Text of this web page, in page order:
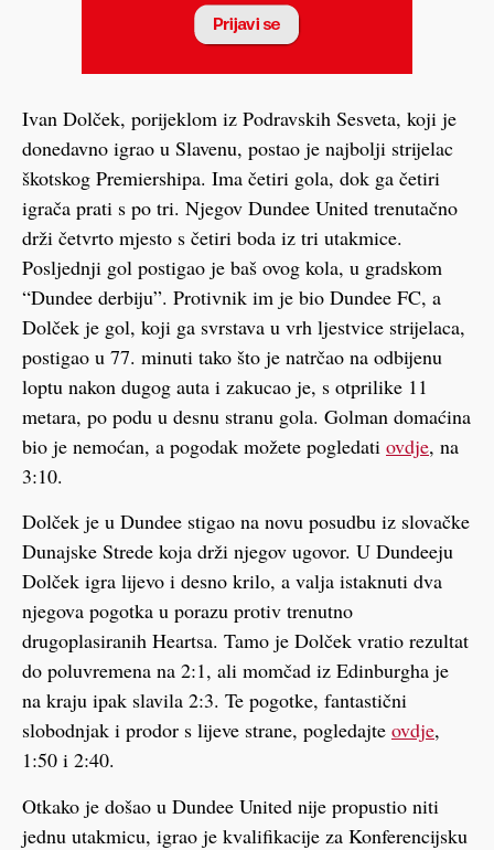
Ivan Dolček, porijeklom iz Podravskih Sesveta, koji je
donedavno igrao u Slavenu, postao je najbolji strijelac
škotskog Premiershipa. Ima četiri gola, dok ga četiri
igrača prati s po tri. Njegov Dundee United trenutačno
drži četvrto mjesto s četiri boda iz tri utakmice.
Posljednji gol postigao je baš ovog kola, u gradskom
“Dundee derbiju”. Protivnik im je bio Dundee FC, a
Dolček je gol, koji ga svrstava u vrh ljestvice strijelaca,
postigao u 77. minuti tako što je natrčao na odbijenu
loptu nakon dugog auta i zakucao je, s otprilike 11
metara, po podu u desnu stranu gola. Golman domaćina
bio je nemoćan, a pogodak možete pogledati ovdje, na
3:10.
Dolček je u Dundee stigao na novu posudbu iz slovačke
Dunajske Strede koja drži njegov ugovor. U Dundeeju
Dolček igra lijevo i desno krilo, a valja istaknuti dva
njegova pogotka u porazu protiv trenutno
drugoplasiranih Heartsa. Tamo je Dolček vratio rezultat
do poluvremena na 2:1, ali momčad iz Edinburgha je
na kraju ipak slavila 2:3. Te pogotke, fantastični
slobodnjak i prodor s lijeve strane, pogledajte ovdje,
1:50 i 2:40.
Otkako je došao u Dundee United nije propustio niti
jednu utakmicu, igrao je kvalifikacije za Konferencijsku